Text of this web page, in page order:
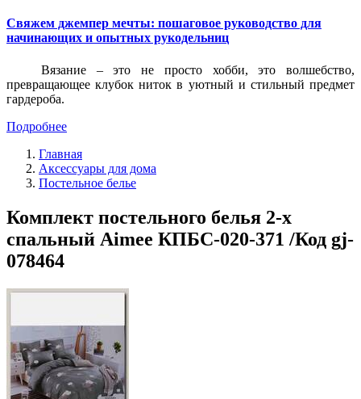
Свяжем джемпер мечты: пошаговое руководство для
начинающих и опытных рукодельниц
Вязание – это не просто хобби, это волшебство,
превращающее клубок ниток в уютный и стильный предмет
гардероба.
Подробнее
Главная
Аксессуары для дома
Постельное белье
Комплект постельного белья 2-х
спальный Aimee КПБС-020-371 /Код gj-
078464